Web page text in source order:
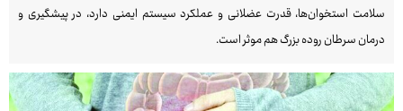
سلامت استخوان‌ها، قدرت عضلانی و عملکرد سیستم ایمنی دارد، در پیشگیری و
درمان سرطان روده بزرگ هم موثر است.